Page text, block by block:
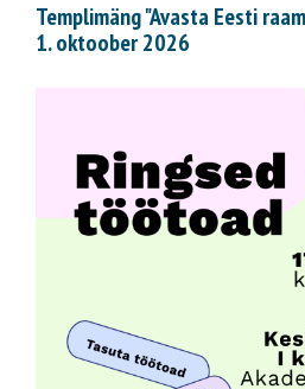
Templimäng "Avasta Eesti
1. oktoober 2026